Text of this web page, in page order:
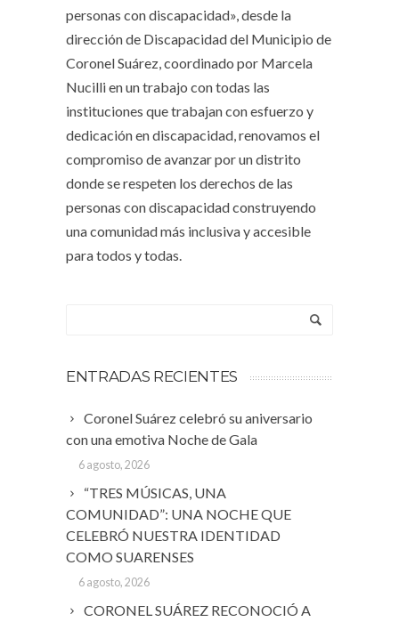
personas con discapacidad», desde la
dirección de Discapacidad del Municipio de
Coronel Suárez, coordinado por Marcela
Nucilli en un trabajo con todas las
instituciones que trabajan con esfuerzo y
dedicación en discapacidad, renovamos el
compromiso de avanzar por un distrito
donde se respeten los derechos de las
personas con discapacidad construyendo
una comunidad más inclusiva y accesible
para todos y todas.
ENTRADAS RECIENTES
Coronel Suárez celebró su aniversario
con una emotiva Noche de Gala
6 agosto, 2026
“TRES MÚSICAS, UNA
COMUNIDAD”: UNA NOCHE QUE
CELEBRÓ NUESTRA IDENTIDAD
COMO SUARENSES
6 agosto, 2026
CORONEL SUÁREZ RECONOCIÓ A